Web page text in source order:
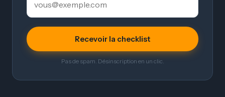
Recevoir la checklist
Pas de spam. Désinscription en un clic.